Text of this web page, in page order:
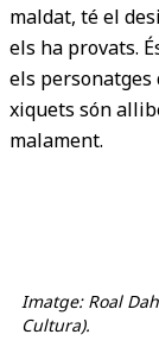
maldat, té el
els ha provats.
els personatges
xiquets són
malament.
Imatge: Roal
Cultura).